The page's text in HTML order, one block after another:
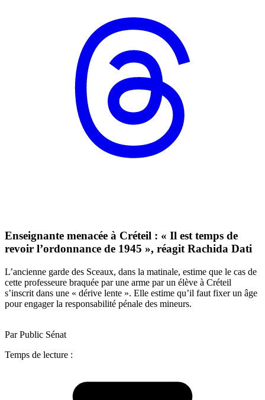
Enseignante menacée à Créteil : « Il est temps de
revoir l’ordonnance de 1945 », réagit Rachida Dati
L’ancienne garde des Sceaux, dans la matinale, estime que le cas de
cette professeure braquée par une arme par un élève à Créteil
s’inscrit dans une « dérive lente ». Elle estime qu’il faut fixer un âge
pour engager la responsabilité pénale des mineurs.
Par Public Sénat
Temps de lecture :